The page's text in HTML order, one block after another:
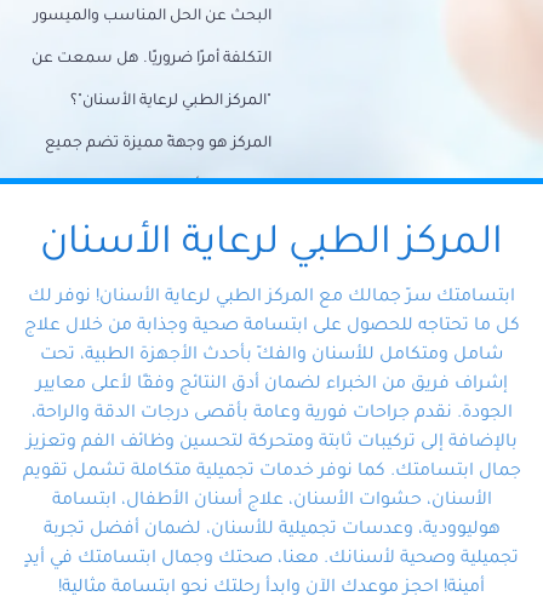
البحث عن الحل المناسب والميسور
التكلفة أمرًا ضروريًا. هل سمعت عن
"المركز الطبي لرعاية الأسنان"؟
المركز هو وجهةً مميزة تضم جميع
احتياجات الأسنان تحت سقف واحد،
وتضمن لك حلاً شاملًا لجميع
المتخصص ذوي الخبرة، ستجد نفسك
في أيد أمينة تلبي احتياجاتك بكل
احترافية ودقة.
المركز الطبي لرعاية الأسنان
ابتسامتك سرّ جمالك مع المركز الطبي لرعاية الأسنان! نوفر لك
كل ما تحتاجه للحصول على ابتسامة صحية وجذابة من خلال علاج
شامل ومتكامل للأسنان والفكّ بأحدث الأجهزة الطبية، تحت
إشراف فريق من الخبراء لضمان أدق النتائج وفقًا لأعلى معايير
الجودة. نقدم جراحات فورية وعامة بأقصى درجات الدقة والراحة،
بالإضافة إلى تركيبات ثابتة ومتحركة لتحسين وظائف الفم وتعزيز
جمال ابتسامتك. كما نوفر خدمات تجميلية متكاملة تشمل تقويم
الأسنان، حشوات الأسنان، علاج أسنان الأطفال، ابتسامة
هوليوودية، وعدسات تجميلية للأسنان، لضمان أفضل تجربة
تجميلية وصحية لأسنانك. معنا، صحتك وجمال ابتسامتك في أيدٍ
أمينة! احجز موعدك الآن وابدأ رحلتك نحو ابتسامة مثالية!